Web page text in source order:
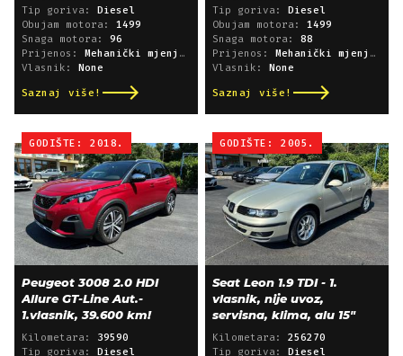
Tip goriva: Diesel
Obujam motora: 1499
Snaga motora: 96
Prijenos: Mehanički mjenjač
Vlasnik: None
Saznaj više!
Tip goriva: Diesel
Obujam motora: 1499
Snaga motora: 88
Prijenos: Mehanički mjenjač
Vlasnik: None
Saznaj više!
GODIŠTE: 2018.
Peugeot 3008 2.0 HDI
Allure GT-Line Aut.-
1.vlasnik, 39.600 km!
Kilometara: 39590
Tip goriva: Diesel
GODIŠTE: 2005.
Seat Leon 1.9 TDI - 1.
vlasnik, nije uvoz,
servisna, klima, alu 15"
Kilometara: 256270
Tip goriva: Diesel